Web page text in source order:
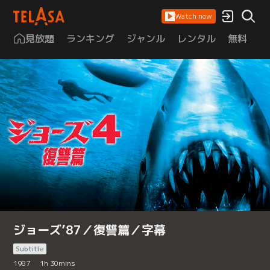
Watch now
見放題 ランキング ジャンル レンタル 無料
ジョーズ’87／復讐篇／字幕
Subtitle
1987
1h 30mins